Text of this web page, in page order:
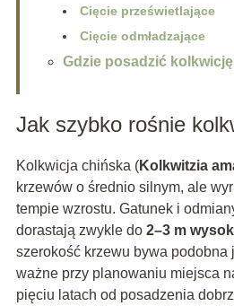
Cięcie prześwietlające
Cięcie odmładzające
Gdzie posadzić
Jak szybko rośnie
Kolkwicja chińska (Kolkwitzia
krzewów o średnio silnym, ale
tempie wzrostu. Gatunek i
dorastają zwykle do 2–3 m
szerokość krzewu bywa podobna
ważne przy planowaniu miejsca
pięciu latach od posadzenia